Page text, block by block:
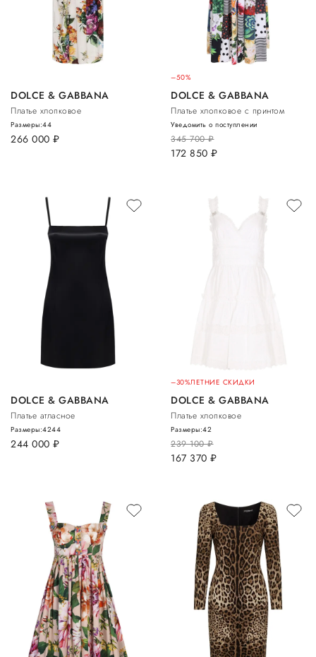
DOLCE & GABBANA
Платье хлопковое
266 000 руб.
Размеры:44
–50%
DOLCE & GABBANA
Платье хлопковое с принтом
345 700руб.
172 850 руб.
Уведомить о поступлении
DOLCE & GABBANA
Платье атласное
244 000 руб.
Размеры:4244
–30%ЛЕТНИЕ СКИДКИ
DOLCE & GABBANA
Платье хлопковое
239 100руб.
167 370 руб.
Размеры:42